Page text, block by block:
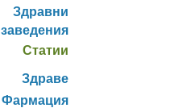
Здравни
заведения
Статии
Здраве
Фармация